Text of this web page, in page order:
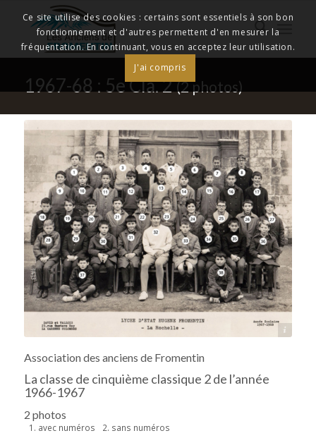
1967-68 : 5e Cla. 2(2 photos)
Association des anciens de Fromentin
La classe de cinquième classique 2 de l’année
1966-1967
2 photos
1. avec numéros
2. sans numéros
Ce site utilise des cookies : certains sont essentiels à son bon
fonctionnement et d'autres permettent d'en mesurer la
fréquentation. En continuant, vous en acceptez leur utilisation.
J'ai compris